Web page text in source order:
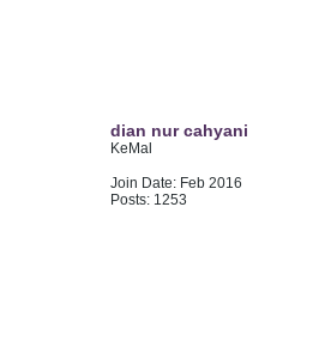
dian nur cahyani
KeMal
Join Date: Feb 2016
Posts: 1253